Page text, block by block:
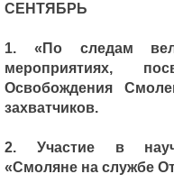
СЕНТЯБРЬ
1. «По следам
мероприятиях,
Освобождения
захватчиков.
2. Участие в
«Смоляне на службе